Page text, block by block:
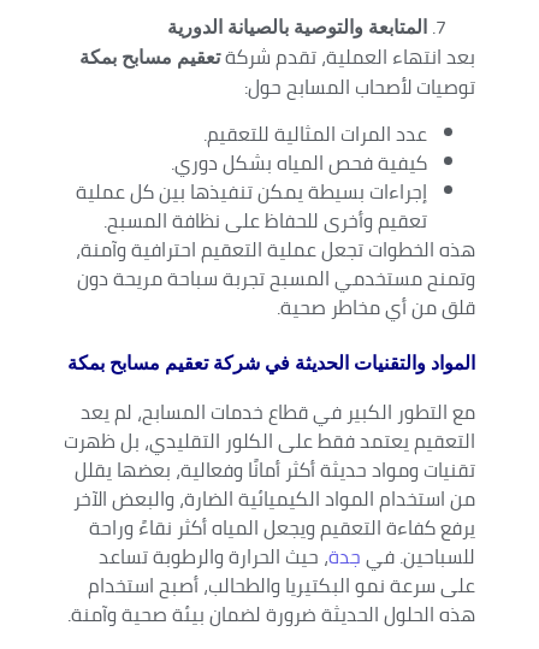
المتابعة والتوصية بالصيانة الدورية
بعد انتهاء العملية، تقدم شركةتعقيم مسابح بمكة
توصيات لأصحاب المسابح حول:
عدد المرات المثالية للتعقيم.
كيفية فحص المياه بشكل دوري.
إجراءات بسيطة يمكن تنفيذها بين كل عملية
تعقيم وأخرى للحفاظ على نظافة المسبح.
هذه الخطوات تجعل عملية التعقيم احترافية وآمنة،
وتمنح مستخدمي المسبح تجربة سباحة مريحة دون
قلق من أي مخاطر صحية.
المواد والتقنيات الحديثة في شركة تعقيم مسابح بمكة
مع التطور الكبير في قطاع خدمات المسابح، لم يعد
التعقيم يعتمد فقط على الكلور التقليدي، بل ظهرت
تقنيات ومواد حديثة أكثر أمانًا وفعالية، بعضها يقلل
من استخدام المواد الكيميائية الضارة، والبعض الآخر
يرفع كفاءة التعقيم ويجعل المياه أكثر نقاءً وراحة
للسباحين. فيجدة، حيث الحرارة والرطوبة تساعد
على سرعة نمو البكتيريا والطحالب، أصبح استخدام
هذه الحلول الحديثة ضرورة لضمان بيئة صحية وآمنة.